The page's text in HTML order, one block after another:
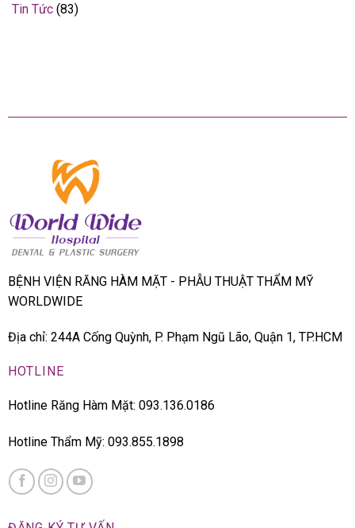
Tin Tức (83)
BỆNH VIỆN RĂNG HÀM MẶT - PHẪU THUẬT THẨM MỸ
WORLDWIDE
Địa chỉ: 244A Cống Quỳnh, P. Phạm Ngũ Lão, Quận 1, TP.HCM
HOTLINE
Hotline Răng Hàm Mặt: 093.136.0186
Hotline Thẩm Mỹ: 093.855.1898